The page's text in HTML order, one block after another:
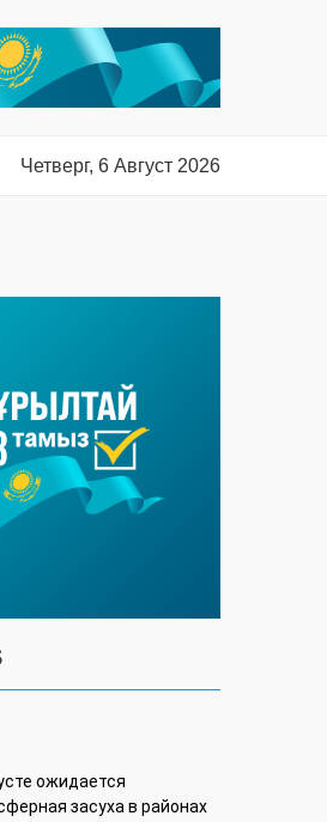
Четверг, 6 Август 2026
ожидается
засуха в районах